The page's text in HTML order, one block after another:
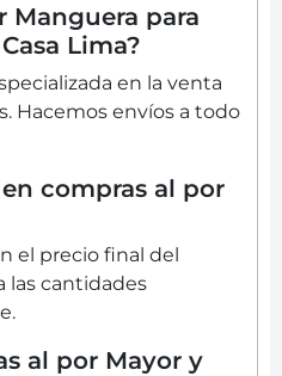
Manguera para
Lima?
en la venta
Hacemos envíos a todo
compras al por
el precio final del
las cantidades
al por Mayor y